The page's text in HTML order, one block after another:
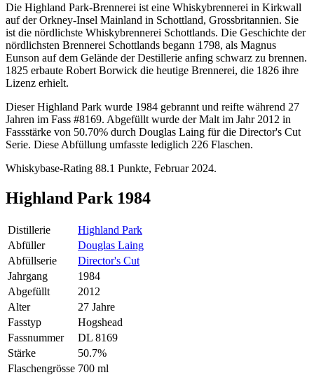
Die Highland Park-Brennerei ist eine Whiskybrennerei in Kirkwall
auf der Orkney-Insel Mainland in Schottland, Grossbritannien. Sie
ist die nördlichste Whiskybrennerei Schottlands. Die Geschichte der
nördlichsten Brennerei Schottlands begann 1798, als Magnus
Eunson auf dem Gelände der Destillerie anfing schwarz zu brennen.
1825 erbaute Robert Borwick die heutige Brennerei, die 1826 ihre
Lizenz erhielt.
Dieser Highland Park wurde 1984 gebrannt und reifte während 27
Jahren im Fass #8169. Abgefüllt wurde der Malt im Jahr 2012 in
Fassstärke von 50.70% durch Douglas Laing für die Director's Cut
Serie. Diese Abfüllung umfasste lediglich 226 Flaschen.
Whiskybase-Rating 88.1 Punkte, Februar 2024.
Highland Park 1984
Distillerie
Highland Park
Abfüller
Douglas Laing
Abfüllserie
Director's Cut
Jahrgang
1984
Abgefüllt
2012
Alter
27 Jahre
Fasstyp
Hogshead
Fassnummer
DL 8169
Stärke
50.7%
Flaschengrösse 700 ml